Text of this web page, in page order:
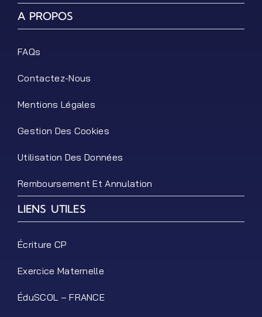
A PROPOS
FAQs
Contactez-Nous
Mentions Légales
Gestion Des Cookies
Utilisation Des Données
Remboursement Et Annulation
LIENS UTILES
Écriture CP
Exercice Maternelle
ÉduSCOL – FRANCE